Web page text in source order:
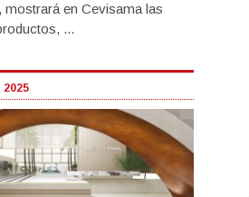
mostrará en Cevisama las
...
2025